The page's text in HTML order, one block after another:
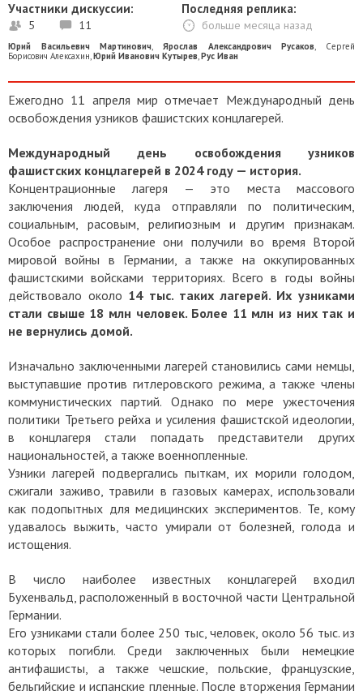
Участники дискуссии:
5 11
Последняя реплика:
больше месяца назад
Юрий Васильевич Мартинович,Ярослав Александрович Русаков, Сергей
Борисович Алексахин,Юрий Иванович Кутырев,Рус Иван
Ежегодно 11 апреля мир отмечает Международный день
освобождения узников фашистских концлагерей.
Международный день освобождения узников
фашистских концлагерей в 2024 году — история.
Концентрационные лагеря — это места массового
заключения людей, куда отправляли по политическим,
социальным, расовым, религиозным и другим признакам.
Особое распространение они получили во время Второй
мировой войны в Германии, а также на оккупированных
фашистскими войсками территориях. Всего в годы войны
действовало около 14 тыс. таких лагерей. Их узниками
стали свыше 18 млн человек. Более 11 млн из них так и
не вернулись домой.
Изначально заключенными лагерей становились сами немцы,
выступавшие против гитлеровского режима, а также члены
коммунистических партий. Однако по мере ужесточения
политики Третьего рейха и усиления фашистской идеологии,
в концлагеря стали попадать представители других
национальностей, а также военнопленные.
Узники лагерей подвергались пыткам, их морили голодом,
сжигали заживо, травили в газовых камерах, использовали
как подопытных для медицинских экспериментов. Те, кому
удавалось выжить, часто умирали от болезней, голода и
истощения.
В число наиболее известных концлагерей входил
Бухенвальд, расположенный в восточной части Центральной
Германии.
Его узниками стали более 250 тыс, человек, около 56 тыс. из
которых погибли. Среди заключенных были немецкие
антифашисты, а также чешские, польские, французские,
бельгийские и испанские пленные. После вторжения Германии